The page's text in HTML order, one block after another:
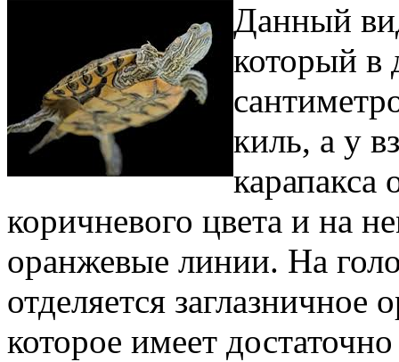
Данный
который в
киль, а у
карапакса
коричневого цвета и на
оранжевые линии. На
отделяется
которое имеет